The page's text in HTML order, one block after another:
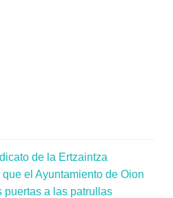
de la Ertzaintza
el Ayuntamiento de Oion
puertas a las patrullas